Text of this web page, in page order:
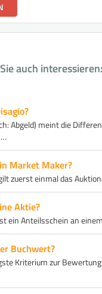
auch interessieren:
Abgeld) meint die
Market Maker?
zuerst einmal das
Aktie?
ein Anteilsschein an
Buchwert?
Kriterium zur